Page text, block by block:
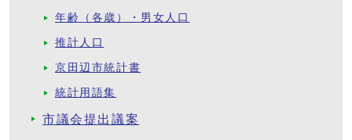
年齢（各歳）・男女人口
推計人口
京田辺市統計書
統計用語集
市議会提出議案